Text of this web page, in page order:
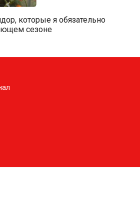
которые я обязательно
сезоне